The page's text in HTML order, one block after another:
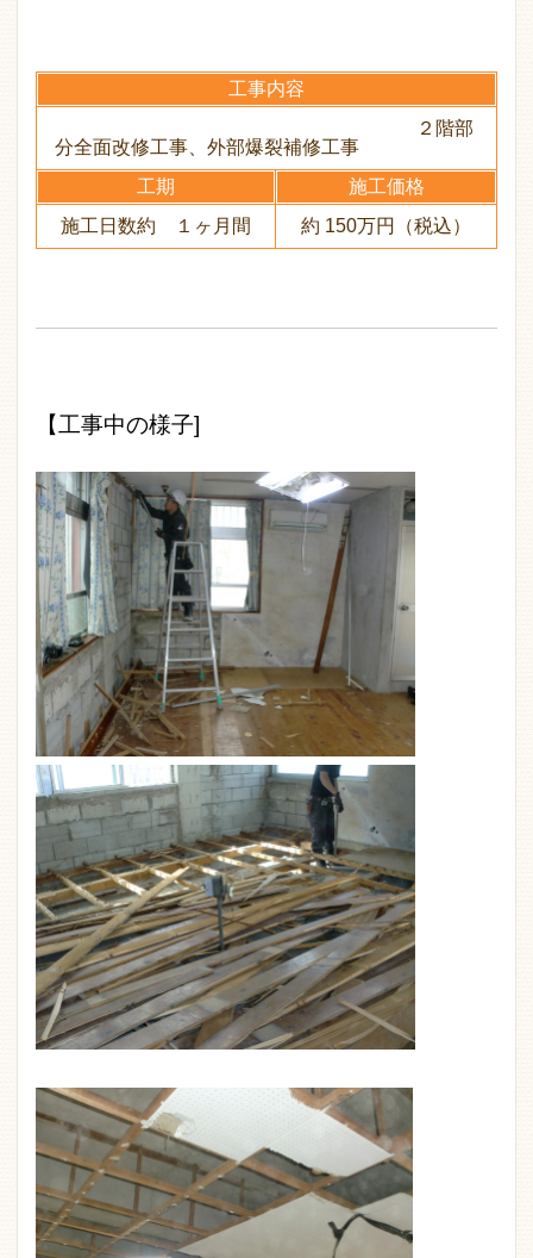
工事内容
２階部
分全面改修工事、外部爆裂補修工事
工期
施工価格
施工日数約 １ヶ月間
約 150万円（税込）
【工事中の様子]